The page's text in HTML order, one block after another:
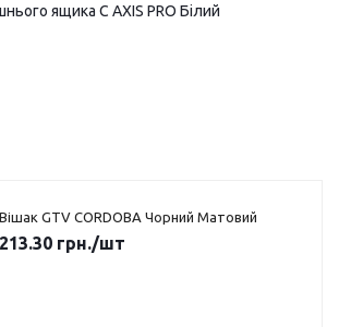
ящика C AXIS PRO Білий
Вішак GTV CORDOBA Чорний Матовий
213.30 грн./шт